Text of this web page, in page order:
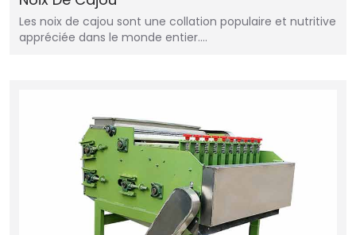
Les noix de cajou sont une collation populaire et nutritive
appréciée dans le monde entier.…